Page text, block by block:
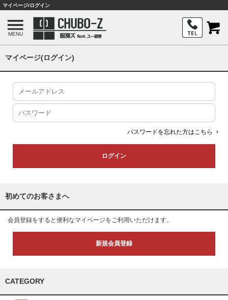
マイページ/ログイン
MENU
マイページ(ログイン)
パスワードを忘れた方はこちら
初めてのお客さまへ
会員登録をすると便利なマイページをご利用いただけます。
新規会員登録
CATEGORY